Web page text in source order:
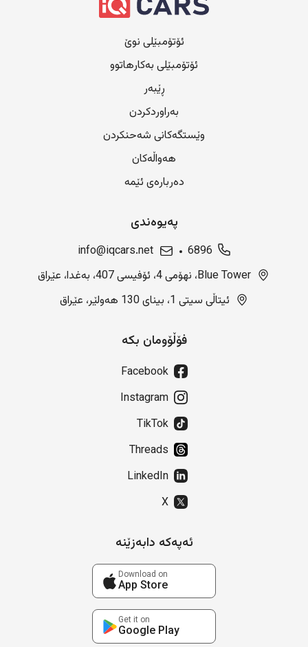
ئۆتۆمبێلی نوێ
ئۆتۆمبێلی بەکارهاتوو
ڕێبەر
بەراوردکردن
وێستگەکانی شەحنکردن
هەواڵەکان
دەربارەی ئێمە
پەیوەندی
6896
info@iqcars.net
Blue Tower، نهۆمی 4، ئۆفیسی 407، بەغدا، عێراق
ئیتاڵی سیتی 1، بینای 130 هەولێر، عێراق
فۆڵۆومان بکە
Facebook
Instagram
TikTok
Threads
LinkedIn
X
ئەپەکە دابەزێنە
Download on
App Store
Get it on
Google Play